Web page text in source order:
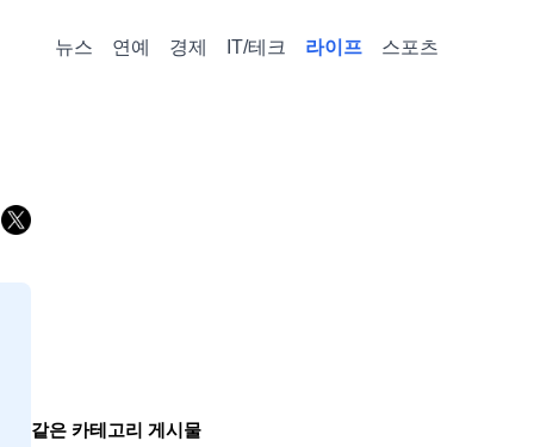
뉴스 연예 경제 IT/테크 라이프 스포츠
같은 카테고리 게시물